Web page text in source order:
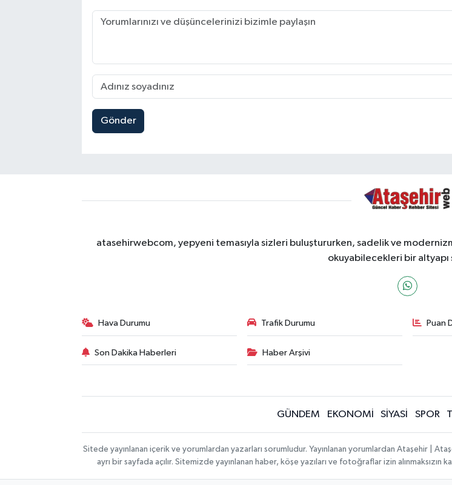
Gönder
atasehirwebcom, yepyeni temasıyla sizleri buluştururken, sadelik ve
okuyabilecekleri bir altyapı
Hava Durumu Trafik Durumu Puan
Son Dakika Haberleri Haber Arşivi
GÜNDEM EKONOMİ SİYASİ SPOR
Sitede yayınlanan içerik ve yorumlardan yazarları sorumludur. Yayınlanan yorumlardan Ataşehir |
ayrı bir sayfada açılır. Sitemizde yayınlanan haber, köşe yazıları ve fotoğraflar izin